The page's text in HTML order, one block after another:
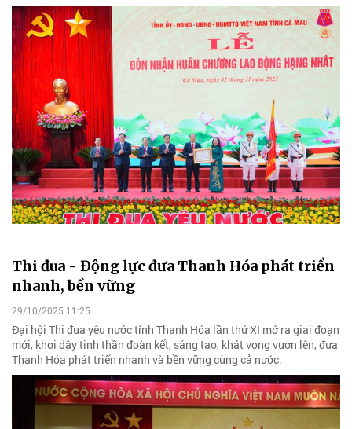
Thi đua - Động lực đưa Thanh Hóa phát triển
nhanh, bền vững
29/10/2025 11:25
Đại hội Thi đua yêu nước tỉnh Thanh Hóa lần thứ XI mở ra giai đoạn
mới, khơi dậy tinh thần đoàn kết, sáng tạo, khát vọng vươn lên, đưa
Thanh Hóa phát triển nhanh và bền vững cùng cả nước.